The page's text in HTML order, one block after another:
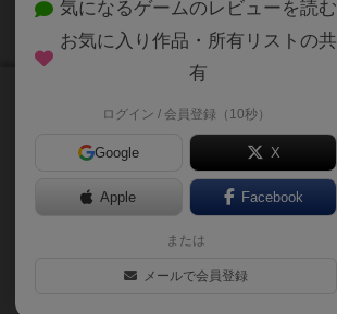
気になるゲームのレビューを読む
お気に入り作品・所有リストの共
有
ログイン / 会員登録（10秒）
Google X
Apple Facebook
または
メールで会員登録